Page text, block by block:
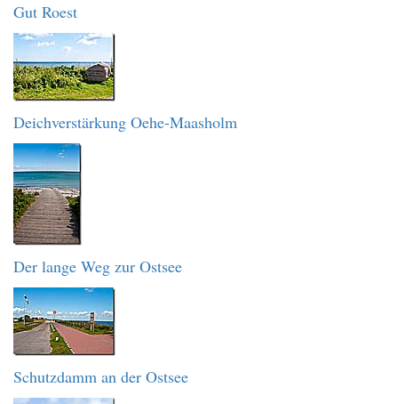
Gut Roest
Deichverstärkung Oehe-Maasholm
Der lange Weg zur Ostsee
Schutzdamm an der Ostsee